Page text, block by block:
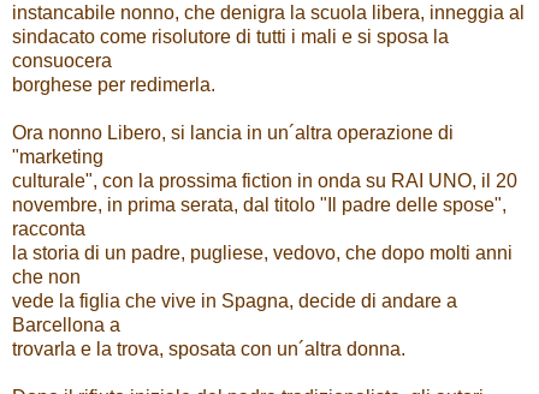
instancabile nonno, che denigra la scuola libera, inneggia al
sindacato come risolutore di tutti i mali e si sposa la
consuocera
borghese per redimerla.
Ora nonno Libero, si lancia in un´altra operazione di
"marketing
culturale", con la prossima fiction in onda su RAI UNO, il 20
novembre, in prima serata, dal titolo "Il padre delle spose",
racconta
la storia di un padre, pugliese, vedovo, che dopo molti anni
che non
vede la figlia che vive in Spagna, decide di andare a
Barcellona a
trovarla e la trova, sposata con un´altra donna.